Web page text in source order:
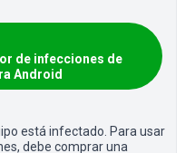
de infecciones de
Android
está infectado. Para usar
debe comprar una